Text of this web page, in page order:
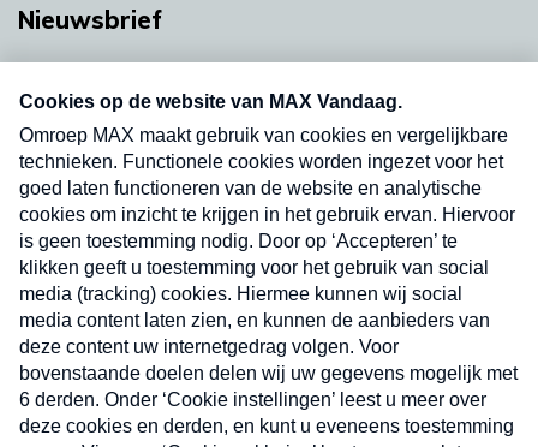
Nieuwsbrief
nieuwsbrief. Elke vrijdag- en dinsdagochtend in
uw mailbox.
Verzend
Nieuwsbrief